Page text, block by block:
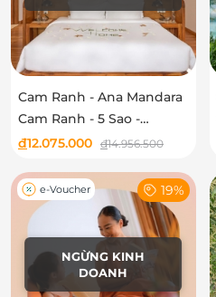
Cam Ranh - Ana Mandara
Cam Ranh - 5 Sao -
Seaview Sky Pool Villa
đ12.075.000 đ14.956.500
NGỪNG KINH
DOANH
e-Voucher 19%